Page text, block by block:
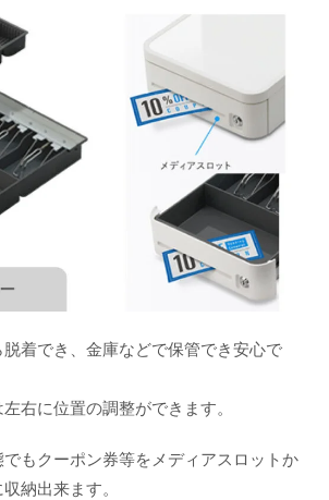
脱着でき、金庫などで保管でき安心で
右に位置の調整ができます。
もクーポン券等をメディアスロットか
納出来ます。